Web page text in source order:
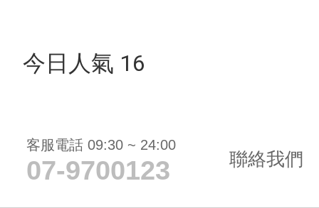
今日人氣 16
客服電話 09:30 ~ 24:00
07-9700123 聯絡我們